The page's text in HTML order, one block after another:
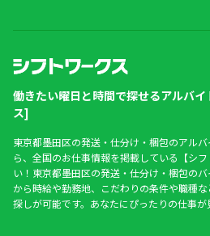
働きたい曜日と時間で探せるアルバ
ス]
東京都墨田区の発送・仕分け・梱包のアル
ら、全国のお仕事情報を掲載している【シ
い！東京都墨田区の発送・仕分け・梱包の
から時給や勤務地、こだわりの条件や職種
探しが可能です。あなたにぴったりの仕事が